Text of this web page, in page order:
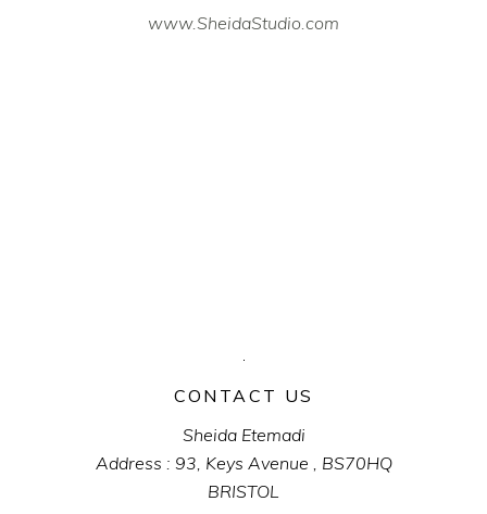
www.SheidaStudio.com
CONTACT US
Sheida Etemadi
Address : 93, Keys Avenue , BS70HQ
BRISTOL